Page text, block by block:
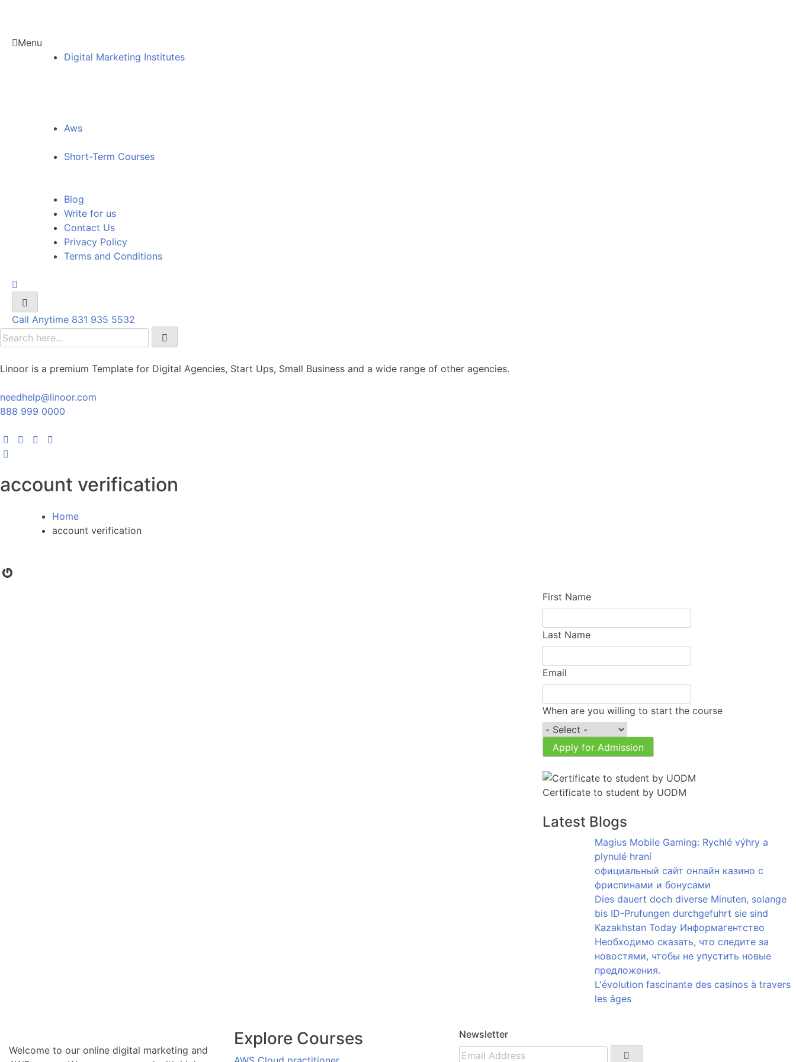
Menu
Digital Marketing Institutes
Aws
Short-Term Courses
Blog
Write for us
Contact Us
Privacy Policy
Terms and Conditions
Call Anytime 831 935 5532
Linoor is a premium Template for Digital Agencies, Start Ups, Small Business and a wide range of other agencies.
needhelp@linoor.com
888 999 0000
account verification
Home
account verification
First Name
Last Name
Email
When are you willing to start the course
Apply for Admission
Certificate to student by UODM
Latest Blogs
Magius Mobile Gaming: Rychlé výhry a
plynulé hraní
официальный сайт онлайн казино с
фриспинами и бонусами
Dies dauert doch diverse Minuten, solange
bis ID-Prufungen durchgefuhrt sie sind
Kazakhstan Today Информагентство
Необходимо сказать, что следите за
новостями, чтобы не упустить новые
предложения.
L'évolution fascinante des casinos à travers
les âges
Welcome to our online digital marketing and
Explore Courses Newsletter